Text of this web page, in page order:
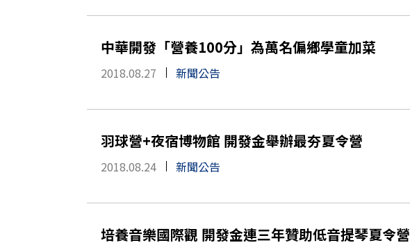
中華開發「營養100分」為萬名偏鄉學童加菜
2018.08.27 新聞公告
羽球營+夜宿博物館 開發金舉辦最夯夏令營
2018.08.24 新聞公告
培養音樂國際觀 開發金連三年贊助低音提琴夏令營